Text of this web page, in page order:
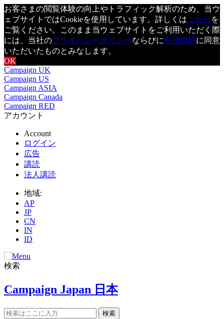
お客さまの閲覧体験の向上やトラフィック解析のため、当ウ
ェブサイトではCookieを使用しています。詳しくはこちら を
ご覧ください。このまま当ウェブサイトをご利用いただく際
には、当社のプライバシーポリシーならびに利用規約に同意
いただいたものとみなします。
OK
Campaign UK
Campaign US
Campaign ASIA
Campaign Canada
Campaign RED
アカウント
Account
ログイン
広告
講読
法人講読
地域:
AP
JP
CN
IN
ID
検索
Campaign Japan 日本